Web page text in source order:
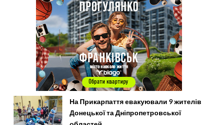
На Прикарпаття евакуювали 9 жителів
Донецької та Дніпропетровської